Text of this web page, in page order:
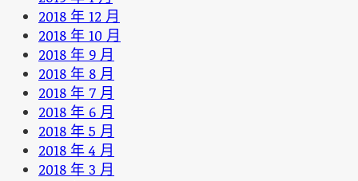
2018 年 12 月
2018 年 10 月
2018 年 9 月
2018 年 8 月
2018 年 7 月
2018 年 6 月
2018 年 5 月
2018 年 4 月
2018 年 3 月